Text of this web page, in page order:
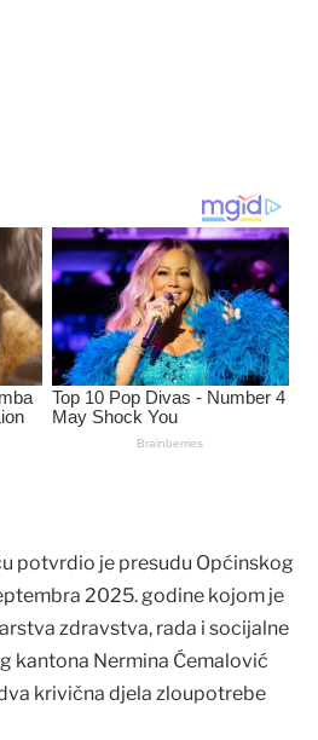
potvrdio je presudu Općinskog
2025. godine kojom je
zdravstva, rada i socijalne
kantona Nermina Ćemalović
krivična djela zloupotrebe